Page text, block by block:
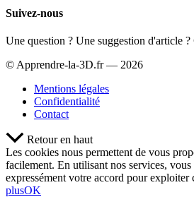
Suivez-nous
Une question ? Une suggestion d'article
© Apprendre-la-3D.fr — 2026
Mentions légales
Confidentialité
Contact
Retour en haut
Les cookies nous permettent de vous
facilement. En utilisant nos services, vous
expressément votre accord pour exploiter
plusOK